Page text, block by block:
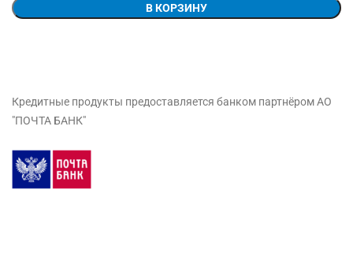
В КОРЗИНУ
Кредитные продукты предоставляется банком партнёром АО
"ПОЧТА БАНК"